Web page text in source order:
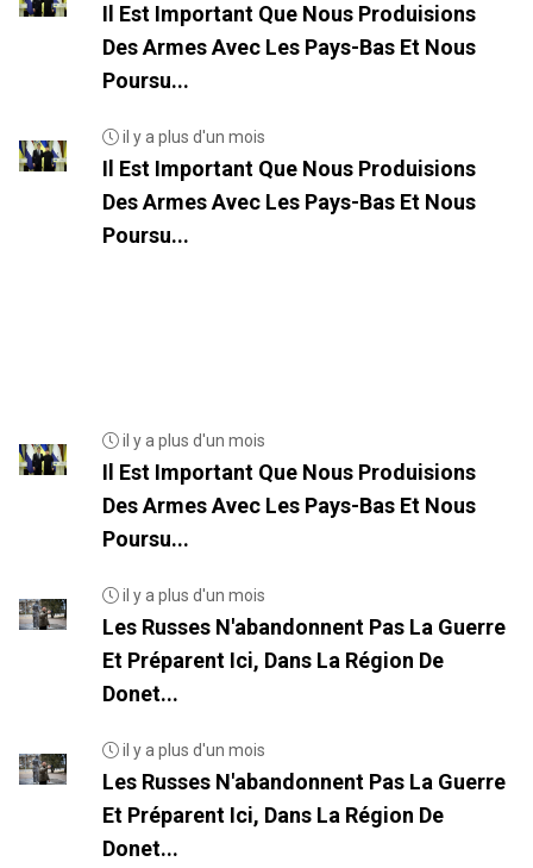
Il Est Important Que Nous Produisions
Des Armes Avec Les Pays-Bas Et Nous
Poursu...
il y a plus d'un mois
Il Est Important Que Nous Produisions
Des Armes Avec Les Pays-Bas Et Nous
Poursu...
il y a plus d'un mois
Il Est Important Que Nous Produisions
Des Armes Avec Les Pays-Bas Et Nous
Poursu...
il y a plus d'un mois
Les Russes N'abandonnent Pas La Guerre
Et Préparent Ici, Dans La Région De
Donet...
il y a plus d'un mois
Les Russes N'abandonnent Pas La Guerre
Et Préparent Ici, Dans La Région De
Donet...